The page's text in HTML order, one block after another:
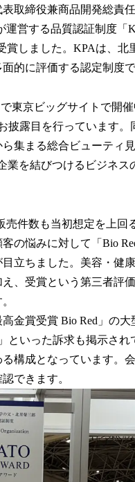
取締役兼商品開発総責
営する品質認証制度「
賞しました。KPAは、北
的に評価する認定制度で
東京ビッグサイトで開
披露目を行っています。
集まる総合ビューティ
業を結びつけるビジネス
件数も当初想定を上回
の悩みに対して「Bio
立ちました。美容・健
、受賞という第三者評
金賞受賞 Bio Red」の大
といった訴求も掲示され
構成となっています。
できます。